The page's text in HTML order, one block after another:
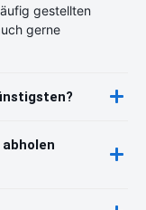
gestellten
gerne